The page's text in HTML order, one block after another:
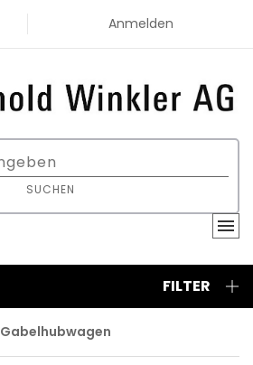
Anmelden
SUCHEN
FILTER
Gabelhubwagen